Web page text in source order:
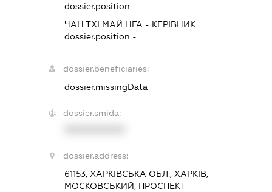
dossier.position -
ЧАН ТХІ МАЙ НГА - КЕРІВНИК
dossier.position -
dossier.beneficiaries:
dossier.missingData
dossier.smida:
dossier.address:
61153, ХАРКІВСЬКА ОБЛ., ХАРКІВ,
МОСКОВСЬКИЙ, ПРОСПЕКТ